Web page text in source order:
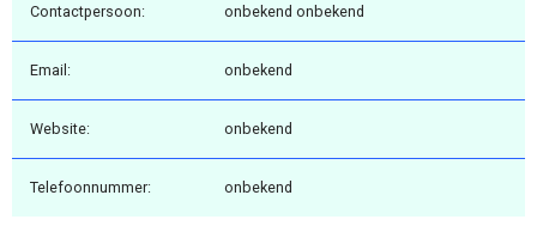
Contactpersoon: onbekend onbekend
Email: onbekend
Website: onbekend
Telefoonnummer: onbekend